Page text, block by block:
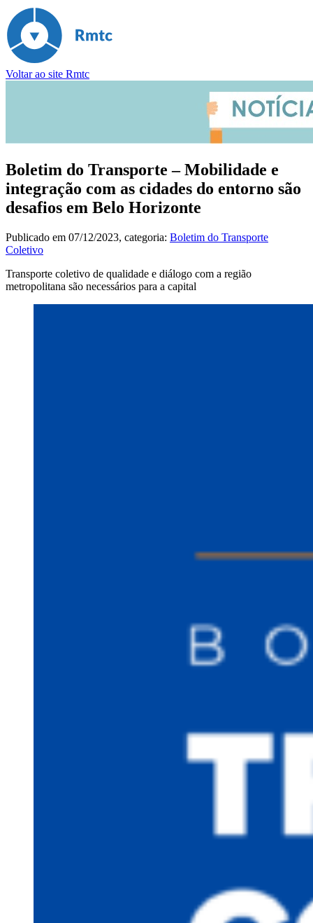
Voltar ao site Rmtc
Boletim do Transporte – Mobilidade e
integração com as cidades do entorno são
desafios em Belo Horizonte
Publicado em 07/12/2023, categoria: Boletim do Transporte
Coletivo
Transporte coletivo de qualidade e diálogo com a região
metropolitana são necessários para a capital